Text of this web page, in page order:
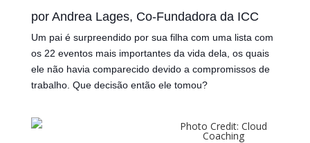
por Andrea Lages, Co-Fundadora da ICC
Um pai é surpreendido por sua filha com uma lista com
os 22 eventos mais importantes da vida dela, os quais
ele não havia comparecido devido a compromissos de
trabalho. Que decisão então ele tomou?
Photo Credit: Cloud
Coaching